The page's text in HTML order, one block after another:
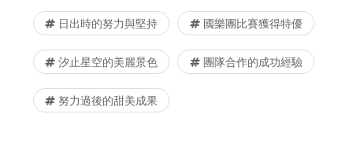
日出時的努力與堅持 國樂團比賽獲得特優
汐止星空的美麗景色 團隊合作的成功經驗
努力過後的甜美成果